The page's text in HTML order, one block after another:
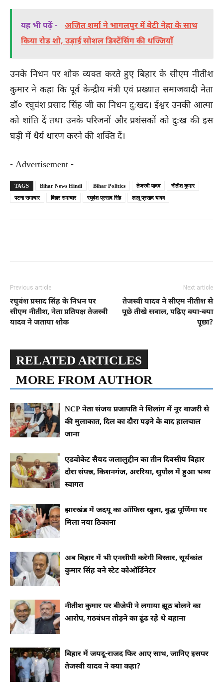
यह भी पढ़ें -
अजित शर्मा ने भागलपुर में बेटी नेहा के साथ
किया रोड शो, उड़ाई सोशल डिस्टेंसिंग की धज्जियाँ
उनके निधन पर शोक व्यक्त करते हुए बिहार के सीएम नीतीश
कुमार ने कहा कि पूर्व केन्द्रीय मंत्री एवं प्रख्यात समाजवादी नेता
डॉ० रघुवंश प्रसाद सिंह जी का निधन दुःखद। ईश्वर उनकी आत्मा
को शांति दें तथा उनके परिजनों और प्रशंसकों को दुःख की इस
घड़ी में धैर्य धारण करने की शक्ति दें।
- Advertisement -
TAGS Bihar News Hindi Bihar Politics तेजस्वी यादव
नीतीश कुमार
पटना समाचार
बिहार समाचार रघुवंश प्रसाद सिंह लालू प्रसाद यादव
Previous article
रघुवंश प्रसाद सिंह के निधन पर
सीएम नीतीश, नेता प्रतिपक्ष तेजस्वी
यादव ने जताया शोक
Next article
तेजस्वी यादव ने सीएम नीतीश से
पूछे तीखे सवाल, पढ़िए क्या-क्या
पूछा?
RELATED ARTICLES
MORE FROM AUTHOR
NCP नेता संजय प्रजापति ने शिलांग में नूर बाजरी से
की मुलाकात, दिल का दौरा पड़ने के बाद हालचाल
जाना
एडवोकेट सैयद जलालुद्दीन का तीन दिवसीय बिहार
दौरा संपन्न, किशनगंज, अररिया, सुपौल में हुआ भव्य
स्वागत
झारखंड में जदयू का ऑफिस खुला, बुद्ध पूर्णिमा पर
मिला नया ठिकाना
अब बिहार में भी एनसीपी करेगी विस्तार, सूर्यकांत
कुमार सिंह बने स्टेट कोऑर्डिनेटर
नीतीश कुमार पर बीजेपी ने लगाया झूठ बोलने का
आरोप, गठबंधन तोड़ने का ढूंढ रहे थे बहाना
बिहार में जयदू-राजद फिर आए साथ, जानिए इसपर
तेजस्वी यादव ने क्या कहा?